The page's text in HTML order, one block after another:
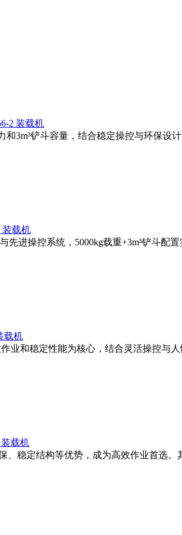
2 装载机
和3m³铲斗容量，结合稳定操控与环保设
装载机
先进操控系统，5000kg载重+3m³铲斗
载机
业和稳定性能为核心，结合灵活操控与
载机
、稳定结构等优势，成为高效作业首选